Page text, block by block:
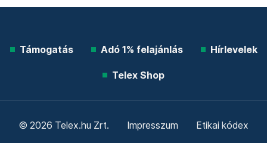
Támogatás Adó 1% felajánlás Hírlevelek
Telex Shop
© 2026 Telex.hu Zrt. Impresszum Etikai kódex